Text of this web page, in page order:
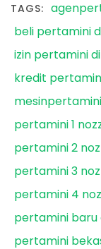
TAGS:
beli pertamini
izin pertamini
kredit
pertamini 1
pertamini 2
pertamini 3
pertamini 4
pertamini
pertamini